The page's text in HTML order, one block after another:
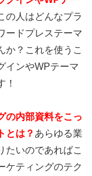
の人はどんなプラ
ードプレステーマ
か？これを使うこ
インやWPテーマ
！
の内部資料をこっ
とは？ あらゆる業
たいのであればこ
ケティングのテク